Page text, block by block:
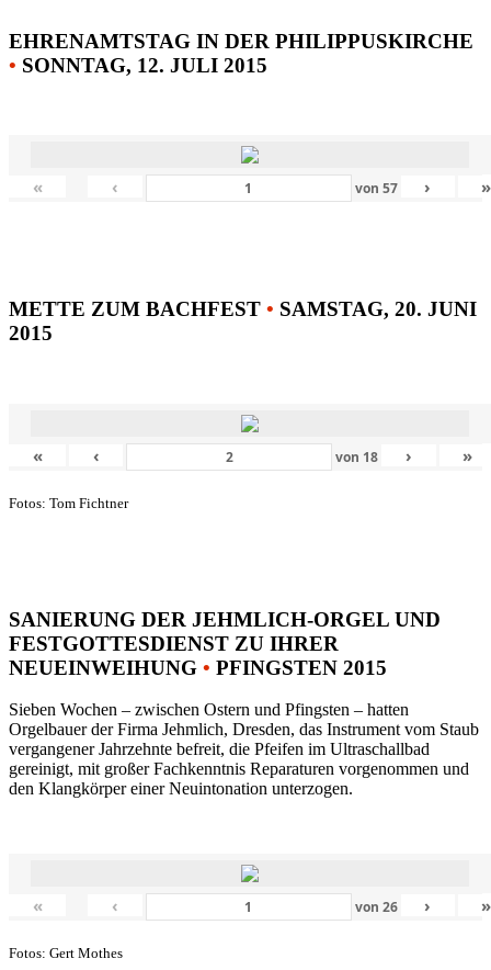
EHRENAMTSTAG IN DER PHILIPPUSKIRCHE
• SONNTAG, 12. JULI 2015
« ‹ von 57 › »
METTE ZUM BACHFEST • SAMSTAG, 20. JUNI
2015
« ‹ von 18 › »
Fotos: Tom Fichtner
SANIERUNG DER JEHMLICH-ORGEL UND
FESTGOTTESDIENST ZU IHRER
NEUEINWEIHUNG • PFINGSTEN 2015
Sieben Wochen – zwischen Ostern und Pfingsten – hatten
Orgelbauer der Firma Jehmlich, Dresden, das Instrument vom Staub
vergangener Jahrzehnte befreit, die Pfeifen im Ultraschallbad
gereinigt, mit großer Fachkenntnis Reparaturen vorgenommen und
den Klangkörper einer Neuintonation unterzogen.
« ‹ von 26 › »
Fotos: Gert Mothes